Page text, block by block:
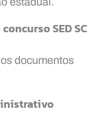
SED SC
documentos